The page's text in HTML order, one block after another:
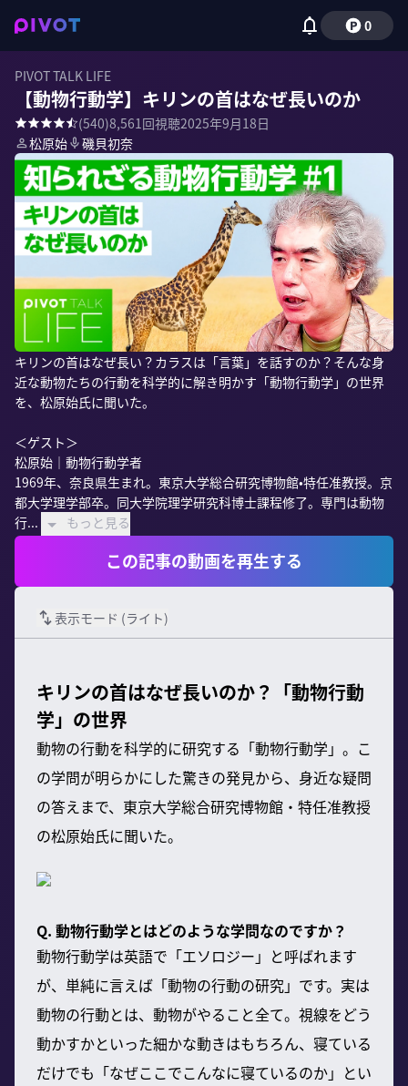
0
PIVOT TALK LIFE
【動物行動学】キリンの首はなぜ長いのか
(540)8,561回視聴2025年9月18日
松原始
磯貝初奈
キリンの首はなぜ長い？カラスは「言葉」を話すのか？そんな身
近な動物たちの行動を科学的に解き明かす「動物行動学」の世界
を、松原始氏に聞いた。
＜ゲスト＞
松原始｜動物行動学者
1969年、奈良県生まれ。東京大学総合研究博物館•特任准教授。京
都大学理学部卒。同大学院理学研究科博士課程修了。専門は動物
行...
もっと見る
この記事の動画を再生する
表示モード (ライト)
キリンの首はなぜ長いのか？「動物行動
学」の世界
動物の行動を科学的に研究する「動物行動学」。こ
の学問が明らかにした驚きの発見から、身近な疑問
の答えまで、東京大学総合研究博物館・特任准教授
の松原始氏に聞いた。
Q. 動物行動学とはどのような学問なのですか？
動物行動学は英語で「エソロジー」と呼ばれます
が、単純に言えば「動物の行動の研究」です。実は
動物の行動とは、動物がやること全て。視線をどう
動かすかといった細かな動きはもちろん、寝ている
だけでも「なぜここでこんなに寝ているのか」とい